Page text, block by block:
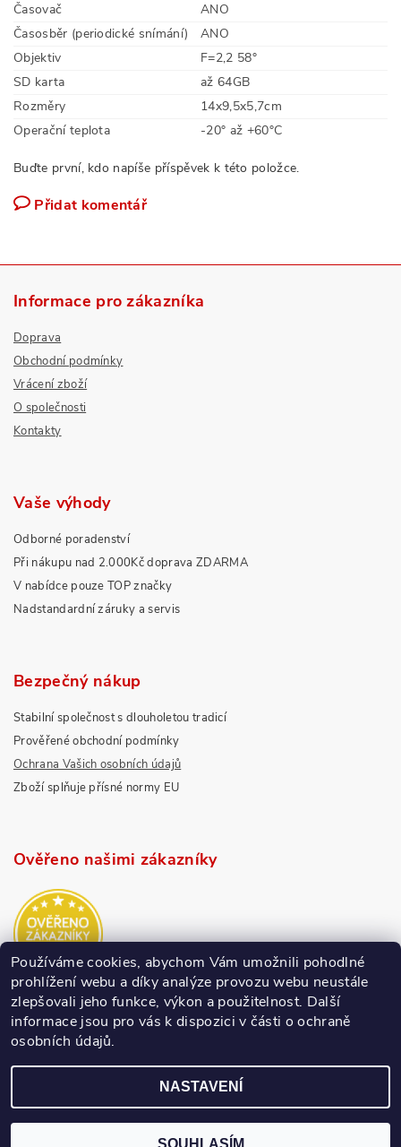
Časovač
ANO
Časosběr (periodické snímání)
ANO
Objektiv
F=2,2 58°
SD karta
až 64GB
Rozměry
14x9,5x5,7cm
Operační teplota
-20° až +60°C
Buďte první, kdo napíše příspěvek k této položce.
Přidat komentář
Informace pro zákazníka
Doprava
Obchodní podmínky
Vrácení zboží
O společnosti
Kontakty
Vaše výhody
Odborné poradenství
Při nákupu nad 2.000Kč doprava ZDARMA
V nabídce pouze TOP značky
Nadstandardní záruky a servis
Bezpečný nákup
Stabilní společnost s dlouholetou tradicí
Prověřené obchodní podmínky
Ochrana Vašich osobních údajů
Zboží splňuje přísné normy EU
Ověřeno našimi zákazníky
Používáme cookies, abychom Vám umožnili pohodlné
prohlížení webu a díky analýze provozu webu neustále
zlepšovali jeho funkce, výkon a použitelnost. Další
informace jsou pro vás k dispozici v části o ochraně
osobních údajů.
NASTAVENÍ
SOUHLASÍM